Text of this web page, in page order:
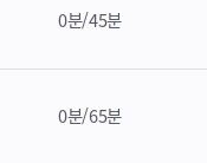
0분/45분
0분/65분